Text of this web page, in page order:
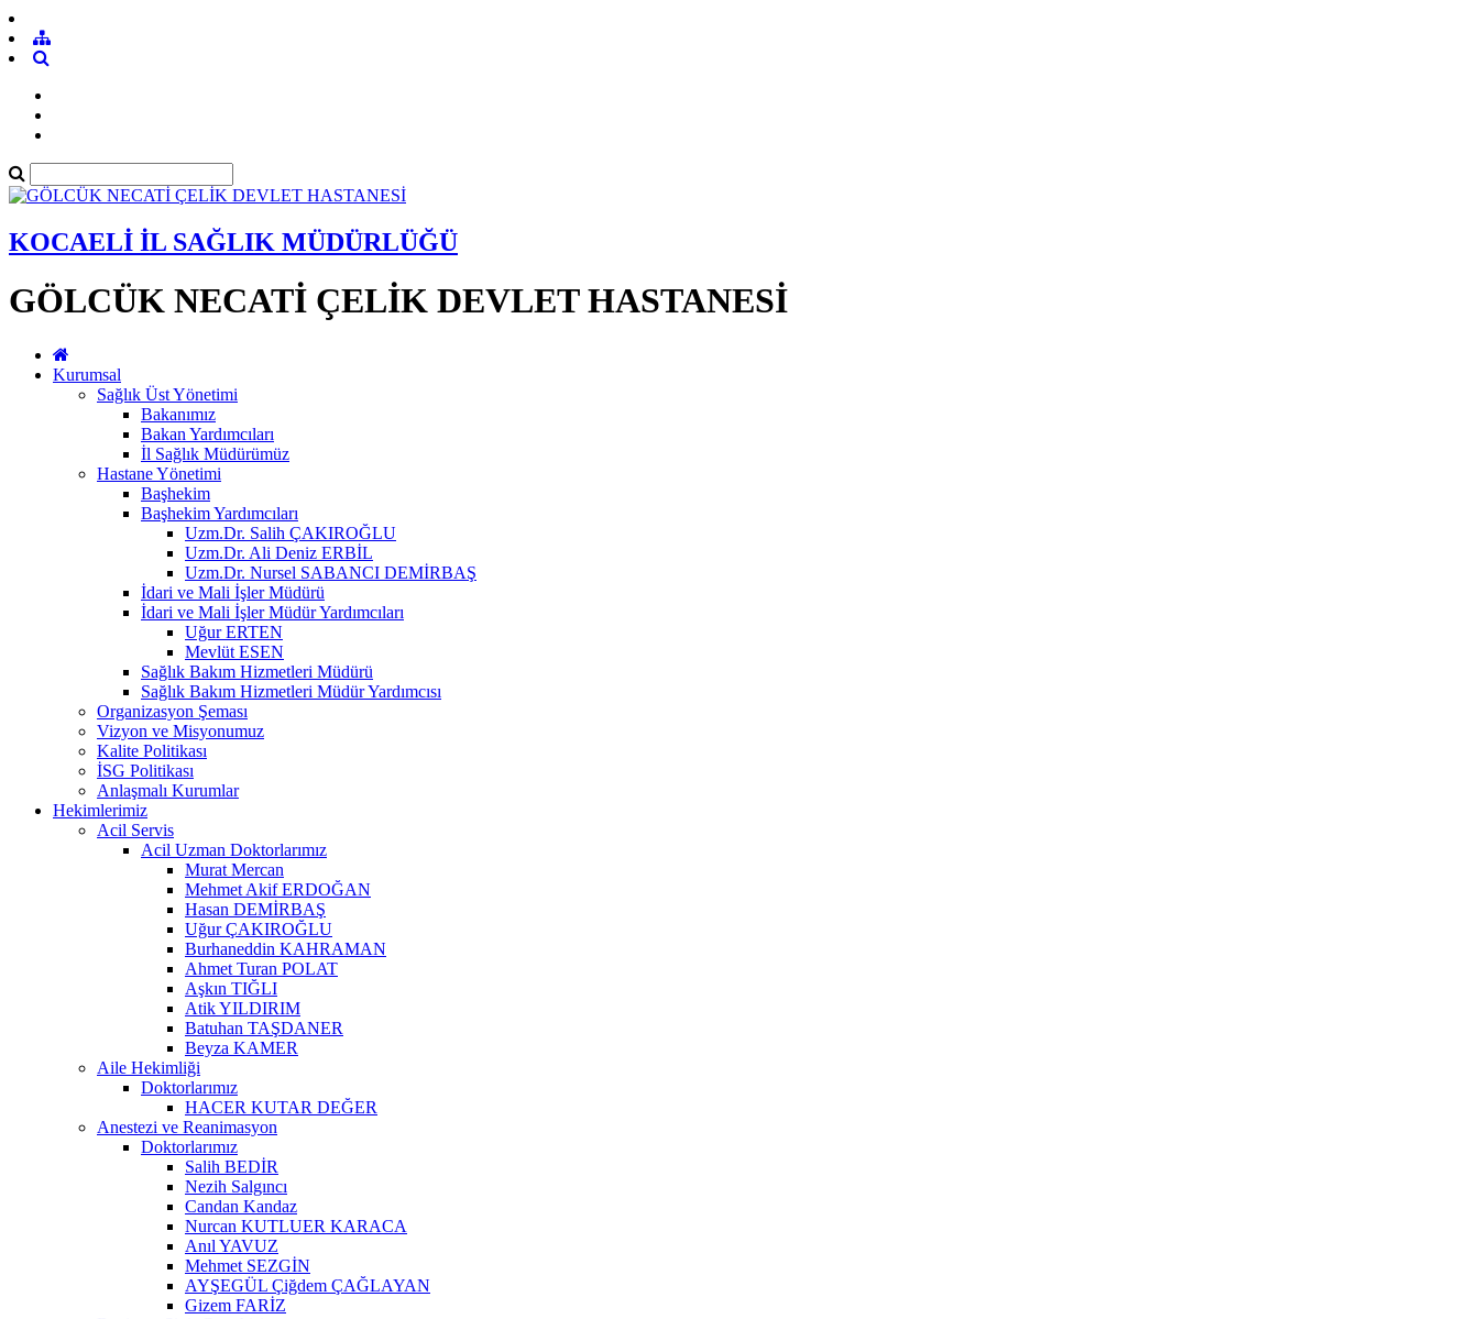
KOCAELİ İL SAĞLIK MÜDÜRLÜĞÜ
GÖLCÜK NECATİ ÇELİK DEVLET HASTANESİ
Kurumsal
Sağlık Üst Yönetimi
Bakanımız
Bakan Yardımcıları
İl Sağlık Müdürümüz
Hastane Yönetimi
Başhekim
Başhekim Yardımcıları
Uzm.Dr. Salih ÇAKIROĞLU
Uzm.Dr. Ali Deniz ERBİL
Uzm.Dr. Nursel SABANCI DEMİRBAŞ
İdari ve Mali İşler Müdürü
İdari ve Mali İşler Müdür Yardımcıları
Uğur ERTEN
Mevlüt ESEN
Sağlık Bakım Hizmetleri Müdürü
Sağlık Bakım Hizmetleri Müdür Yardımcısı
Organizasyon Şeması
Vizyon ve Misyonumuz
Kalite Politikası
İSG Politikası
Anlaşmalı Kurumlar
Hekimlerimiz
Acil Servis
Acil Uzman Doktorlarımız
Murat Mercan
Mehmet Akif ERDOĞAN
Hasan DEMİRBAŞ
Uğur ÇAKIROĞLU
Burhaneddin KAHRAMAN
Ahmet Turan POLAT
Aşkın TIĞLI
Atik YILDIRIM
Batuhan TAŞDANER
Beyza KAMER
Aile Hekimliği
Doktorlarımız
HACER KUTAR DEĞER
Anestezi ve Reanimasyon
Doktorlarımız
Salih BEDİR
Nezih Salgıncı
Candan Kandaz
Nurcan KUTLUER KARACA
Anıl YAVUZ
Mehmet SEZGİN
AYŞEGÜL Çiğdem ÇAĞLAYAN
Gizem FARİZ